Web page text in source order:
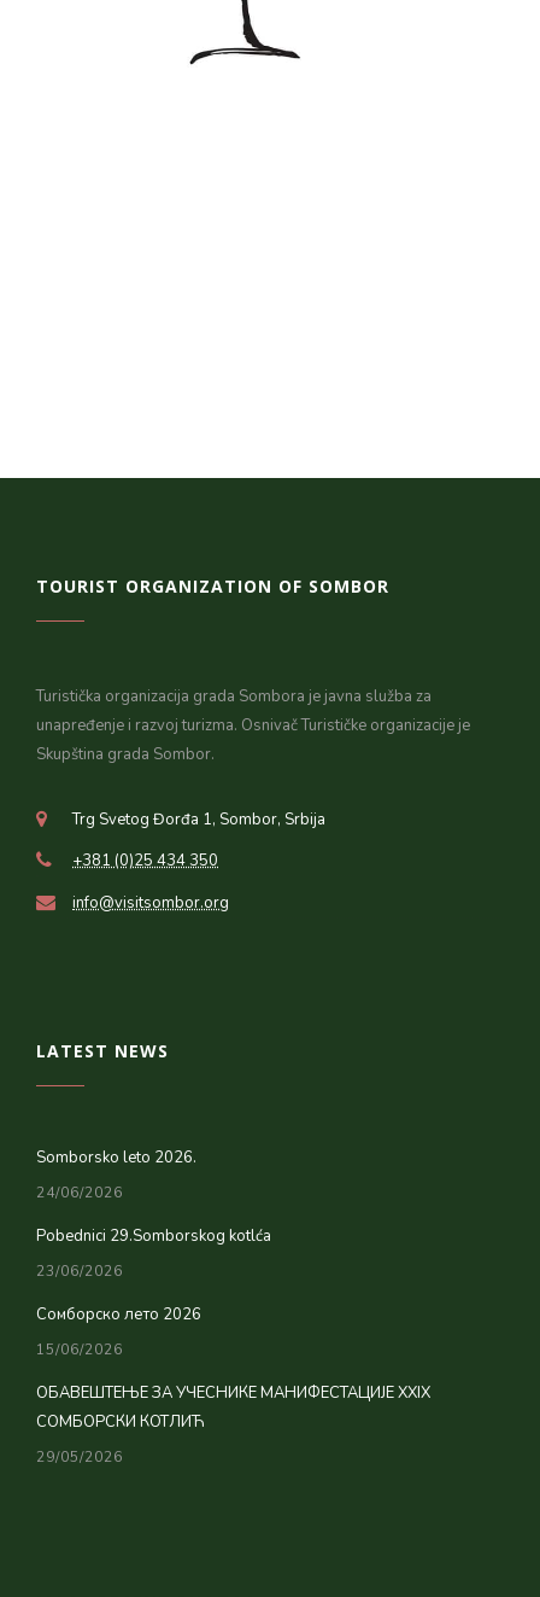
TOURIST ORGANIZATION OF SOMBOR
Turistička organizacija grada Sombora je javna služba za
unapređenje i razvoj turizma. Osnivač Turističke organizacije je
Skupština grada Sombor.
Trg Svetog Đorđa 1, Sombor, Srbija
+381 (0)25 434 350
info@visitsombor.org
LATEST NEWS
Somborsko leto 2026.
24/06/2026
Pobednici 29.Somborskog kotlća
23/06/2026
Сомборско лето 2026
15/06/2026
ОБАВЕШТЕЊЕ ЗА УЧЕСНИКЕ МАНИФЕСТАЦИЈЕ XXIX
СОМБОРСКИ КОТЛИЋ
29/05/2026